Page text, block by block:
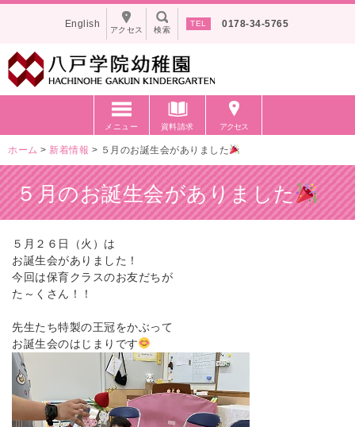
0178-34-5765
検索
English
アクセス
メニュー 資料請求 アクセス
ホーム > 新着情報 > ５月のお誕生会がありました
５月のお誕生会がありました
５月２６日（火）は
お誕生会がありました！
今回は保育クラスのお友だちが
た～くさん！！
先生たち特製の王冠をかぶって
お誕生会のはじまりです